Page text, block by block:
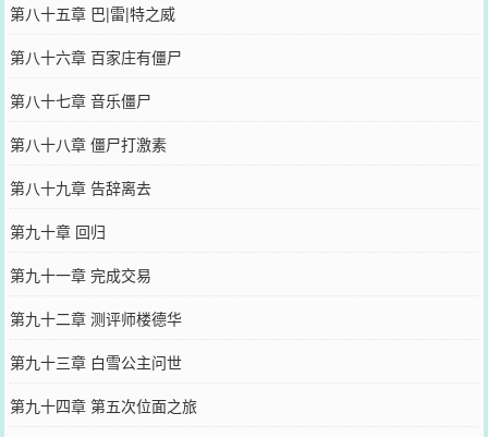
第八十五章 巴|雷|特之威
第八十六章 百家庄有僵尸
第八十七章 音乐僵尸
第八十八章 僵尸打激素
第八十九章 告辞离去
第九十章 回归
第九十一章 完成交易
第九十二章 测评师楼德华
第九十三章 白雪公主问世
第九十四章 第五次位面之旅